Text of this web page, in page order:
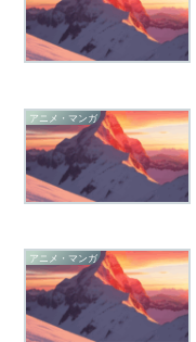
アニメ・マンガ
アニメ・マンガ